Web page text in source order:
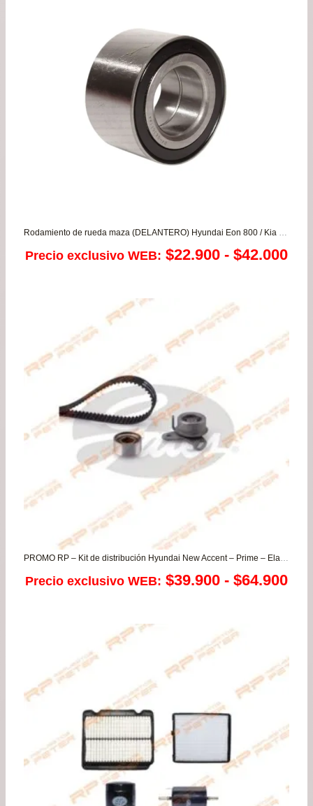
Rodamiento de rueda maza (DELANTERO) Hyundai Eon 800 / Kia Morning 1.0/1.2
Precio exclusivo WEB: $22.900 - $42.000
PROMO RP – Kit de distribución Hyundai New Accent – Prime – Elantra – Getz / Kia Rio Jb
Precio exclusivo WEB: $39.900 - $64.900